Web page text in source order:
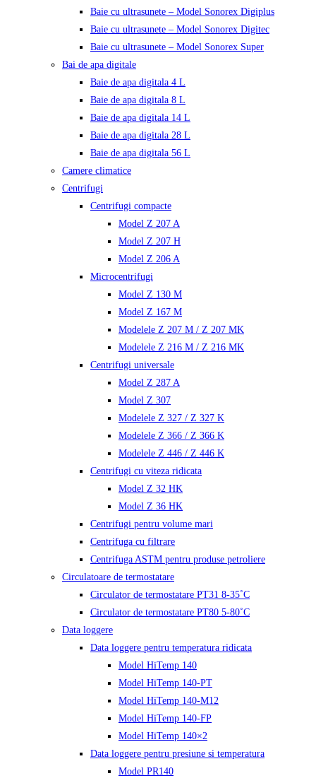
Baie cu ultrasunete – Model Sonorex Digiplus
Baie cu ultrasunete – Model Sonorex Digitec
Baie cu ultrasunete – Model Sonorex Super
Bai de apa digitale
Baie de apa digitala 4 L
Baie de apa digitala 8 L
Baie de apa digitala 14 L
Baie de apa digitala 28 L
Baie de apa digitala 56 L
Camere climatice
Centrifugi
Centrifugi compacte
Model Z 207 A
Model Z 207 H
Model Z 206 A
Microcentrifugi
Model Z 130 M
Model Z 167 M
Modelele Z 207 M / Z 207 MK
Modelele Z 216 M / Z 216 MK
Centrifugi universale
Model Z 287 A
Model Z 307
Modelele Z 327 / Z 327 K
Modelele Z 366 / Z 366 K
Modelele Z 446 / Z 446 K
Centrifugi cu viteza ridicata
Model Z 32 HK
Model Z 36 HK
Centrifugi pentru volume mari
Centrifuga cu filtrare
Centrifuga ASTM pentru produse petroliere
Circulatoare de termostatare
Circulator de termostatare PT31 8-35˚C
Circulator de termostatare PT80 5-80˚C
Data loggere
Data loggere pentru temperatura ridicata
Model HiTemp 140
Model HiTemp 140-PT
Model HiTemp 140-M12
Model HiTemp 140-FP
Model HiTemp 140×2
Data loggere pentru presiune si temperatura
Model PR140